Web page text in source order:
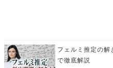
フェルミ推定の解
で徹底解説